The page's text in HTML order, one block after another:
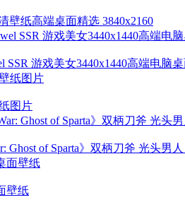
壁纸高端桌面精选 3840x2160
游戏美女3440x1440高端电脑
图片
Ghost of Sparta》双柄刀斧 光头男
壁纸